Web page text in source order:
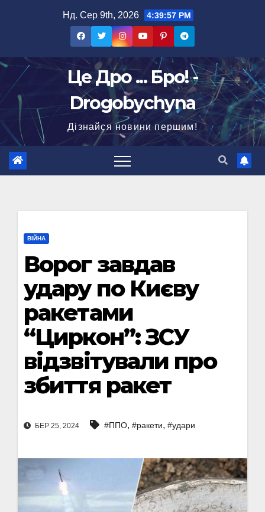
Нд. Сер 9th, 2026 4:39:59 PM
Це Дро ... Бро! -
Drogobychyna
Дізнайся новини першим!
ВІЙНА
Ворог завдав
удару по Києву
ракетами
“Циркон”: ЗСУ
відзвітували про
збиття ракет
БЕР 25, 2024 #ППО, #ракети, #удари